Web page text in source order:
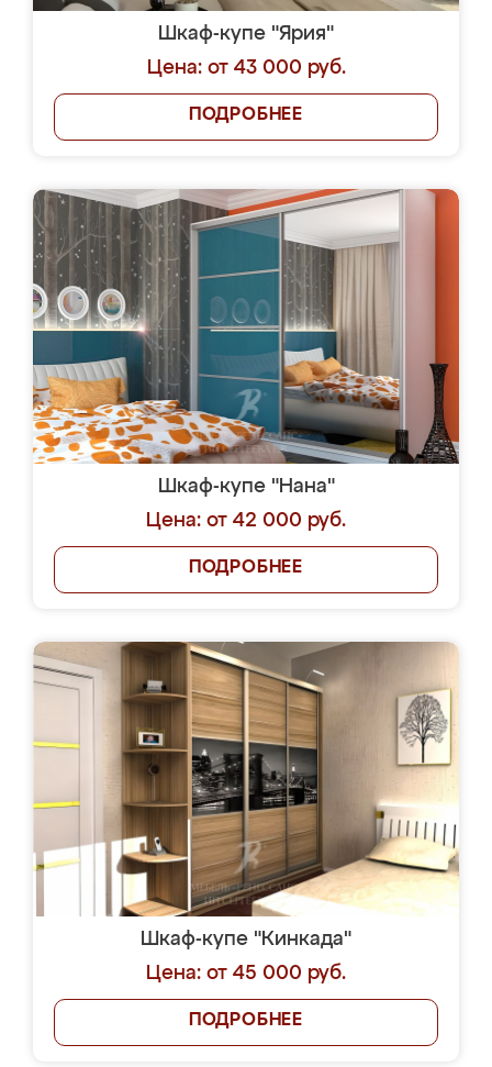
Шкаф-купе "Ярия"
Цена: от 43 000 руб.
ПОДРОБНЕЕ
Шкаф-купе "Нана"
Цена: от 42 000 руб.
ПОДРОБНЕЕ
Шкаф-купе "Кинкада"
Цена: от 45 000 руб.
ПОДРОБНЕЕ